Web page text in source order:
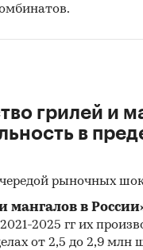
грилей и
в
рыночных
мангалов в
2025 гг их
от 2,5 до 2,9 млн